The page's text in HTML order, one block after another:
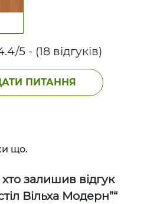
5 - (18 відгуків)
ПИТАННЯ
що.
залишив відгук
Вільха Модерн”“